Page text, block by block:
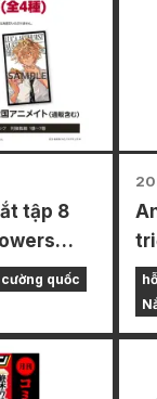
tập 8
đặc biệt
hàng
bắt đầu
bạn có
thẻ mini
quốc